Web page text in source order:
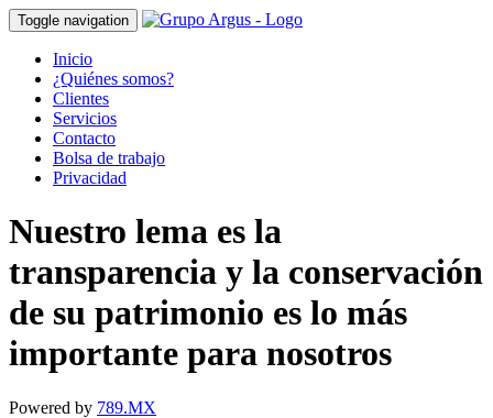
Toggle navigation
Inicio
¿Quiénes somos?
Clientes
Servicios
Contacto
Bolsa de trabajo
Privacidad
Nuestro lema es la
transparencia y la conservación
de su patrimonio es lo más
importante para nosotros
Powered by 789.MX